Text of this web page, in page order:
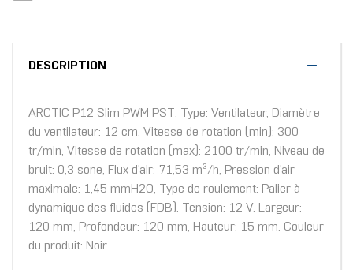
DESCRIPTION
ARCTIC P12 Slim PWM PST. Type: Ventilateur, Diamètre
du ventilateur: 12 cm, Vitesse de rotation (min): 300
tr/min, Vitesse de rotation (max): 2100 tr/min, Niveau de
bruit: 0,3 sone, Flux d'air: 71,53 m³/h, Pression d'air
maximale: 1,45 mmH2O, Type de roulement: Palier à
dynamique des fluides (FDB). Tension: 12 V. Largeur:
120 mm, Profondeur: 120 mm, Hauteur: 15 mm. Couleur
du produit: Noir